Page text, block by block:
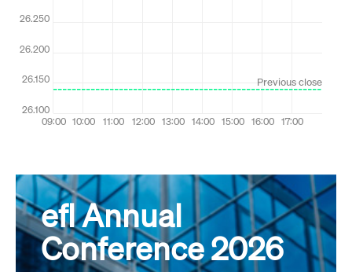
efl Annual
Conference 2026